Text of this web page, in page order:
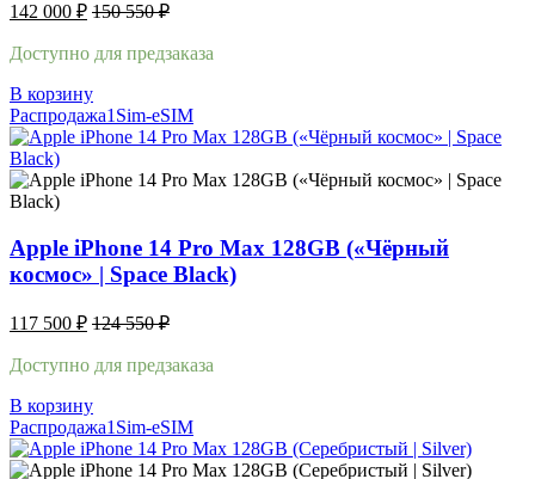
142 000 ₽ 150 550₽
Доступно для предзаказа
В корзину
Распродажа1Sim-eSIM
Apple iPhone 14 Pro Max 128GB («Чёрный
космос» | Space Black)
117 500 ₽ 124 550₽
Доступно для предзаказа
В корзину
Распродажа1Sim-eSIM